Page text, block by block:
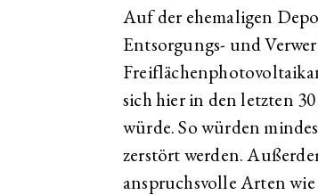
Auf der ehemaligen
Entsorgungs- und
sich hier in den letzten
würde. So würden
zerstört werden.
anspruchsvolle Arten